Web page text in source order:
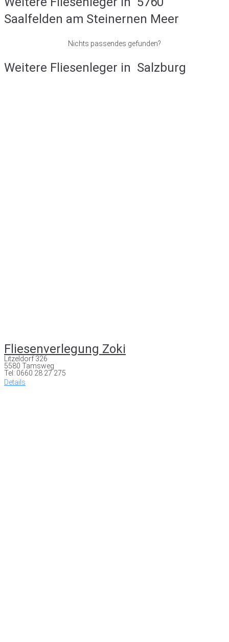
Saalfelden am Steinernen Meer
Nichts passendes gefunden?
Weitere Fliesenleger in Salzburg
Fliesenverlegung Zoki
Litzeldorf 326
5580 Tamsweg
Tel: 0660 28 27 275
Details